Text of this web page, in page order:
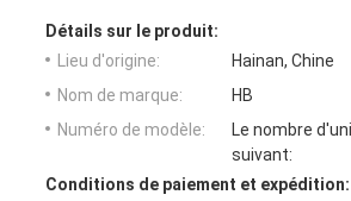
Détails sur le produit:
Lieu d'origine:
Hainan, Chine
Nom de marque:
HB
Numéro de modèle:
Le nombre
suivant:
Conditions de paiement et expédition: